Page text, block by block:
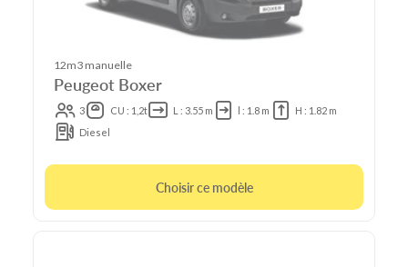
12m3 manuelle
Peugeot Boxer
3 CU : 1,2t L : 3.55 m l : 1.8 m
H : 1.82 m
Diesel
Choisir ce modèle